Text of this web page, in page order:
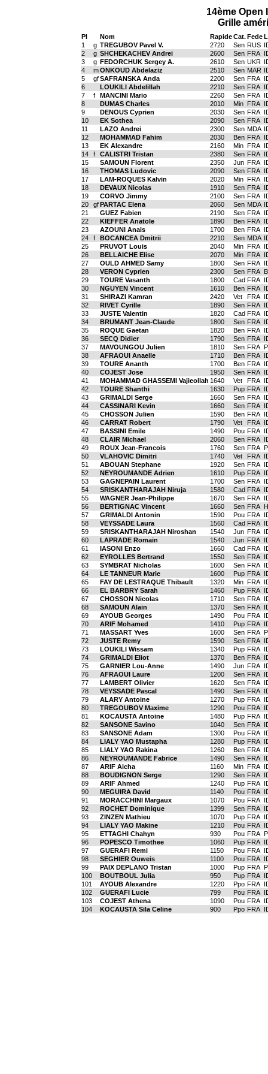
14ème Open
Grille
Pl Nom Rapide Cat. Fede
1
g TREGUBOV Pavel V. 2720 Sen RUS
2
g SHCHEKACHEV Andrei 2600 Sen FRA
3
g FEDORCHUK Sergey A. 2610 Sen UKR
4
m ONKOUD Abdelaziz 2510 Sen MAR
5
gf SAFRANSKA Anda 2200 Sen FRA
6
LOUKILI Abdelillah 2210 Sen FRA
7
f MANCINI Mario 2260 Sen FRA
8
DUMAS Charles 2010 Min FRA
9
DENOUS Cyprien 2030 Sen FRA
10
EK Sothea 2090 Sen FRA
11
LAZO Andrei 2300 Sen MDA
12
MOHAMMAD Fahim 2030 Ben FRA
13
EK Alexandre 2160 Min FRA
14
f CALISTRI Tristan 2380 Sen FRA
15
SAMOUN Florent 2350 Jun FRA
16
THOMAS Ludovic 2090 Sen FRA
17
LAM-ROQUES Kalvin 2020 Min FRA
18
DEVAUX Nicolas 1910 Sen FRA
19
CORVO Jimmy 2100 Sen FRA
20
gf PARTAC Elena 2060 Sen MDA
21
GUEZ Fabien 2190 Sen FRA
22
KIEFFER Anatole 1890 Ben FRA
23
AZOUNI Anais 1700 Ben FRA
24
f BOCANCEA Dmitrii 2210 Sen MDA
25
PRUVOT Louis 2040 Min FRA
26
BELLAICHE Elise 2070 Min FRA
27
OULD AHMED Samy 1800 Sen FRA
28
VERON Cyprien 2300 Sen FRA
29
TOURE Vasanth 1800 Cad FRA
30
NGUYEN Vincent 1610 Ben FRA
31
SHIRAZI Kamran 2420 Vet FRA
32
RIVET Cyrille 1890 Sen FRA
33
JUSTE Valentin 1820 Cad FRA
34
BRUMANT Jean-Claude 1800 Sen FRA
35
ROQUE Gaetan 1820 Ben FRA
36
SECQ Didier 1790 Sen FRA
37
MAVOUNGOU Julien 1810 Sen FRA
38
AFRAOUI Anaelle 1710 Ben FRA
39
TOURE Ananth 1700 Ben FRA
40
COJEST Jose 1950 Sen FRA
41
MOHAMMAD GHASSEMI Vajieollah 1640 Vet FRA
42
TOURE Shanthi 1630 Pup FRA
43
GRIMALDI Serge 1660 Sen FRA
44
CASSINARI Kevin 1660 Sen FRA
45
CHOSSON Julien 1590 Ben FRA
46
CARRAT Robert 1790 Vet FRA
47
BASSINI Emile 1490 Pou FRA
48
CLAIR Michael 2060 Sen FRA
49
ROUX Jean-Francois 1760 Sen FRA
50
VLAHOVIC Dimitri 1740 Vet FRA
51
ABOUAN Stephane 1920 Sen FRA
52
NEYROUMANDE Adrien 1610 Pup FRA
53
GAGNEPAIN Laurent 1700 Sen FRA
54
SRISKANTHARAJAH Niruja 1580 Cad FRA
55
WAGNER Jean-Philippe 1670 Sen FRA
56
BERTIGNAC Vincent 1660 Sen FRA
57
GRIMALDI Antonin 1590 Pou FRA
58
VEYSSADE Laura 1560 Cad FRA
59
SRISKANTHARAJAH Niroshan 1540 Jun FRA
60
LAPRADE Romain 1540 Jun FRA
61
IASONI Enzo 1660 Cad FRA
62
EYROLLES Bertrand 1550 Sen FRA
63
SYMBRAT Nicholas 1600 Sen FRA
64
LE TANNEUR Marie 1600 Pup FRA
65
FAY DE LESTRAQUE Thibault 1320 Min FRA
66
EL BARBRY Sarah 1460 Pup FRA
67
CHOSSON Nicolas 1710 Sen FRA
68
SAMOUN Alain 1370 Sen FRA
69
AYOUB Georges 1490 Pou FRA
70
ARIF Mohamed 1410 Pup FRA
71
MASSART Yves 1600 Sen FRA
72
JUSTE Remy 1590 Sen FRA
73
LOUKILI Wissam 1340 Pup FRA
74
GRIMALDI Eliot 1370 Ben FRA
75
GARNIER Lou-Anne 1490 Jun FRA
76
AFRAOUI Laure 1200 Sen FRA
77
LAMBERT Olivier 1620 Sen FRA
78
VEYSSADE Pascal 1490 Sen FRA
79
ALARY Antoine 1270 Pup FRA
80
TREGOUBOV Maxime 1290 Pou FRA
81
KOCAUSTA Antoine 1480 Pup FRA
82
SANSONE Savino 1040 Sen FRA
83
SANSONE Adam 1300 Pou FRA
84
LIALY YAO Mustapha 1280 Pup FRA
85
LIALY YAO Rakina 1260 Ben FRA
86
NEYROUMANDE Fabrice 1490 Sen FRA
87
ARIF Aicha 1160 Min FRA
88
BOUDIGNON Serge 1290 Sen FRA
89
ARIF Ahmed 1240 Pup FRA
90
MEGUIRA David 1140 Pou FRA
91
MORACCHINI Margaux 1070 Pou FRA
92
ROCHET Dominique 1399 Sen FRA
93
ZINZEN Mathieu 1070 Pup FRA
94
LIALY YAO Makine 1210 Pou FRA
95
ETTAGHI Chahyn 930 Pou FRA
96
POPESCO Timothee 1060 Pup FRA
97
GUERAFI Remi 1150 Pou FRA
98
SEGHIER Ouweis 1100 Pou FRA
99
PAIX DEPLANO Tristan 1000 Pup FRA
100
BOUTBOUL Julia 950 Pup FRA
101
AYOUB Alexandre 1220 Ppo FRA
102
GUERAFI Lucie 799 Pou FRA
103
COJEST Athena 1090 Pou FRA
104
KOCAUSTA Sila Celine 900 Ppo FRA